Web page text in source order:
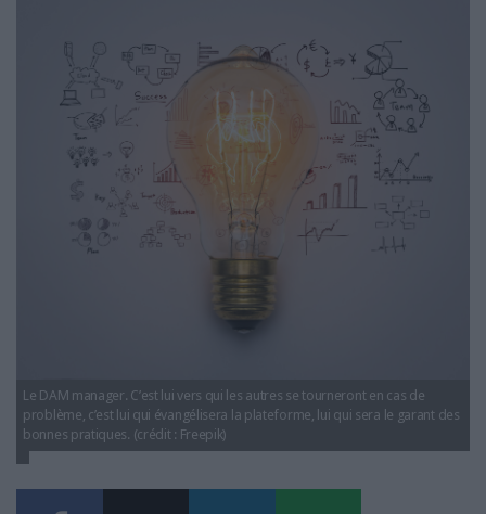
L'ESPACE EMPLOI
L'AGENDA
L'ANNUAIRE DES ACTEURS
LES LIVRES BLANCS
NOS OFFRES D'ABONNEMENTS
Le DAM manager. C’est lui vers qui les autres se tourneront en cas de
problème, c’est lui qui évangélisera la plateforme, lui qui sera le garant des
bonnes pratiques. (crédit : Freepik)